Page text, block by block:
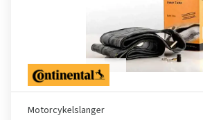
Motorcykelslanger